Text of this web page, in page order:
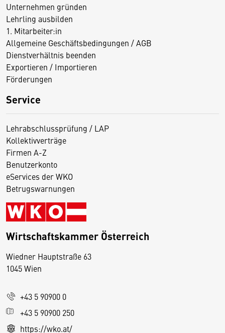
Unternehmen gründen
Lehrling ausbilden
1. Mitarbeiter:in
Allgemeine Geschäftsbedingungen / AGB
Dienstverhältnis beenden
Exportieren / Importieren
Förderungen
Service
Lehrabschlussprüfung / LAP
Kollektivverträge
Firmen A-Z
Benutzerkonto
eServices der WKO
Betrugswarnungen
Wirtschaftskammer Österreich
Wiedner Hauptstraße 63
1045 Wien
+43 5 90900 0
+43 5 90900 250
https://wko.at/
D
s
e
S